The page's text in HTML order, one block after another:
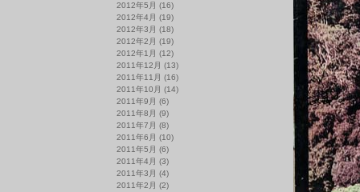
2012年5月 (16)
2012年4月 (19)
2012年3月 (18)
2012年2月 (19)
2012年1月 (12)
2011年12月 (13)
2011年11月 (16)
2011年10月 (14)
2011年9月 (6)
2011年8月 (9)
2011年7月 (8)
2011年6月 (10)
2011年5月 (6)
2011年4月 (3)
2011年3月 (4)
2011年2月 (2)